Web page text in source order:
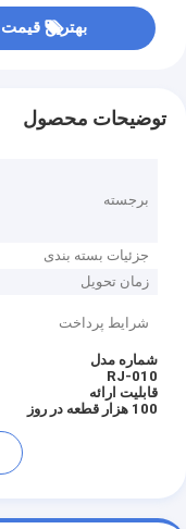
بهترین قیمت
توضیحات محصول
برجسته
جزئیات بسته بندی
زمان تحویل
شرایط پرداخت
شماره مدل
RJ-010
قابلیت ارائه
100 هزار قطعه در روز